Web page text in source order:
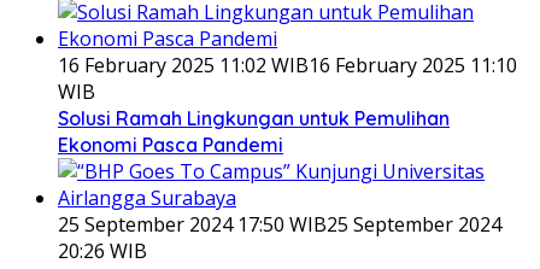
16 February 2025 11:02 WIB16 February 2025 11:10
WIB
Solusi Ramah Lingkungan untuk Pemulihan
Ekonomi Pasca Pandemi
25 September 2024 17:50 WIB25 September 2024
20:26 WIB